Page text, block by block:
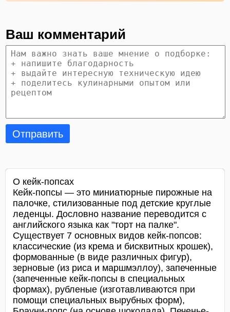
Ваш комментарий
Отправить
О кейк-попсах
Кейк-попсы — это миниатюрные пирожные на
палочке, стилизованные под детские круглые
леденцы. Дословно название переводится с
английского языка как "торт на палке".
Существует 7 основных видов кейк-попсов:
классические (из крема и бисквитных крошек),
формованные (в виде различных фигур),
зерновые (из риса и маршмэллоу), запеченные
(запеченные кейк-попсы в специальных
формах), рубленые (изготавливаются при
помощи специальных вырубных форм),